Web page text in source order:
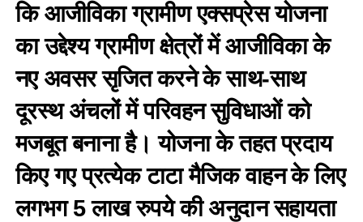
कि आजीविका ग्रामीण एक्सप्रेस योजना
का उद्देश्य ग्रामीण क्षेत्रों में आजीविका के
नए अवसर सृजित करने के साथ-साथ
दूरस्थ अंचलों में परिवहन सुविधाओं को
मजबूत बनाना है। योजना के तहत प्रदाय
किए गए प्रत्येक टाटा मैजिक वाहन के लिए
लगभग 5 लाख रुपये की अनुदान सहायता